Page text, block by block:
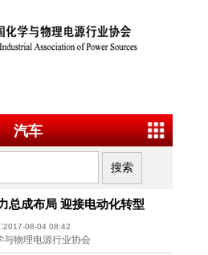
汽车
总成布局 迎接电动化转型
2017-08-04 08:42
与物理电源行业协会